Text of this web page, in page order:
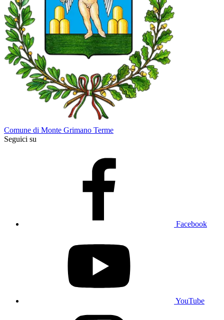
Comune di Monte Grimano Terme
Seguici su
Facebook
YouTube